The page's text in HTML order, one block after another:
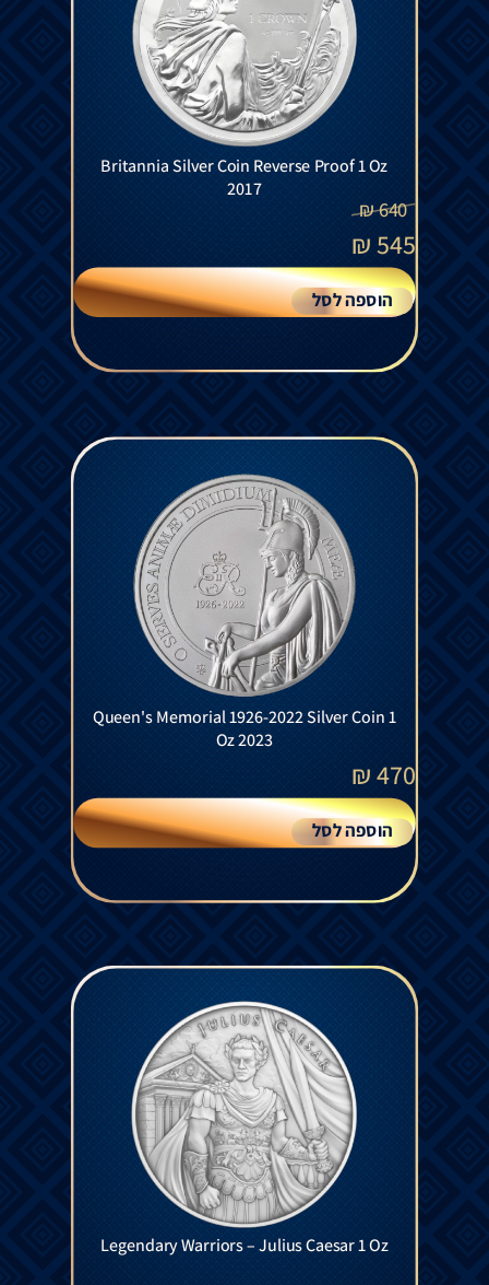
Britannia Silver Coin Reverse Proof 1 Oz
2017
640
₪
545
₪
הוספה לסל
Queen's Memorial 1926-2022 Silver Coin 1
Oz 2023
470
₪
הוספה לסל
Legendary Warriors – Julius Caesar 1 Oz